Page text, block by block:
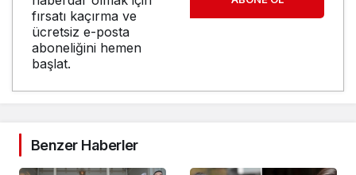
fırsatı kaçırma ve
ücretsiz e-posta
aboneliğini hemen
başlat.
Benzer Haberler